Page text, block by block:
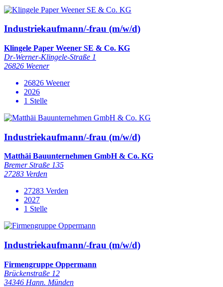
Industriekaufmann/-frau (m/w/d)
Klingele Paper Weener SE & Co. KG
Dr-Werner-Klingele-Straße 1
26826 Weener
26826 Weener
2026
1 Stelle
Industriekaufmann/-frau (m/w/d)
Matthäi Bauunternehmen GmbH & Co. KG
Bremer Straße 135
27283 Verden
27283 Verden
2027
1 Stelle
Industriekaufmann/-frau (m/w/d)
Firmengruppe Oppermann
Brückenstraße 12
34346 Hann. Münden